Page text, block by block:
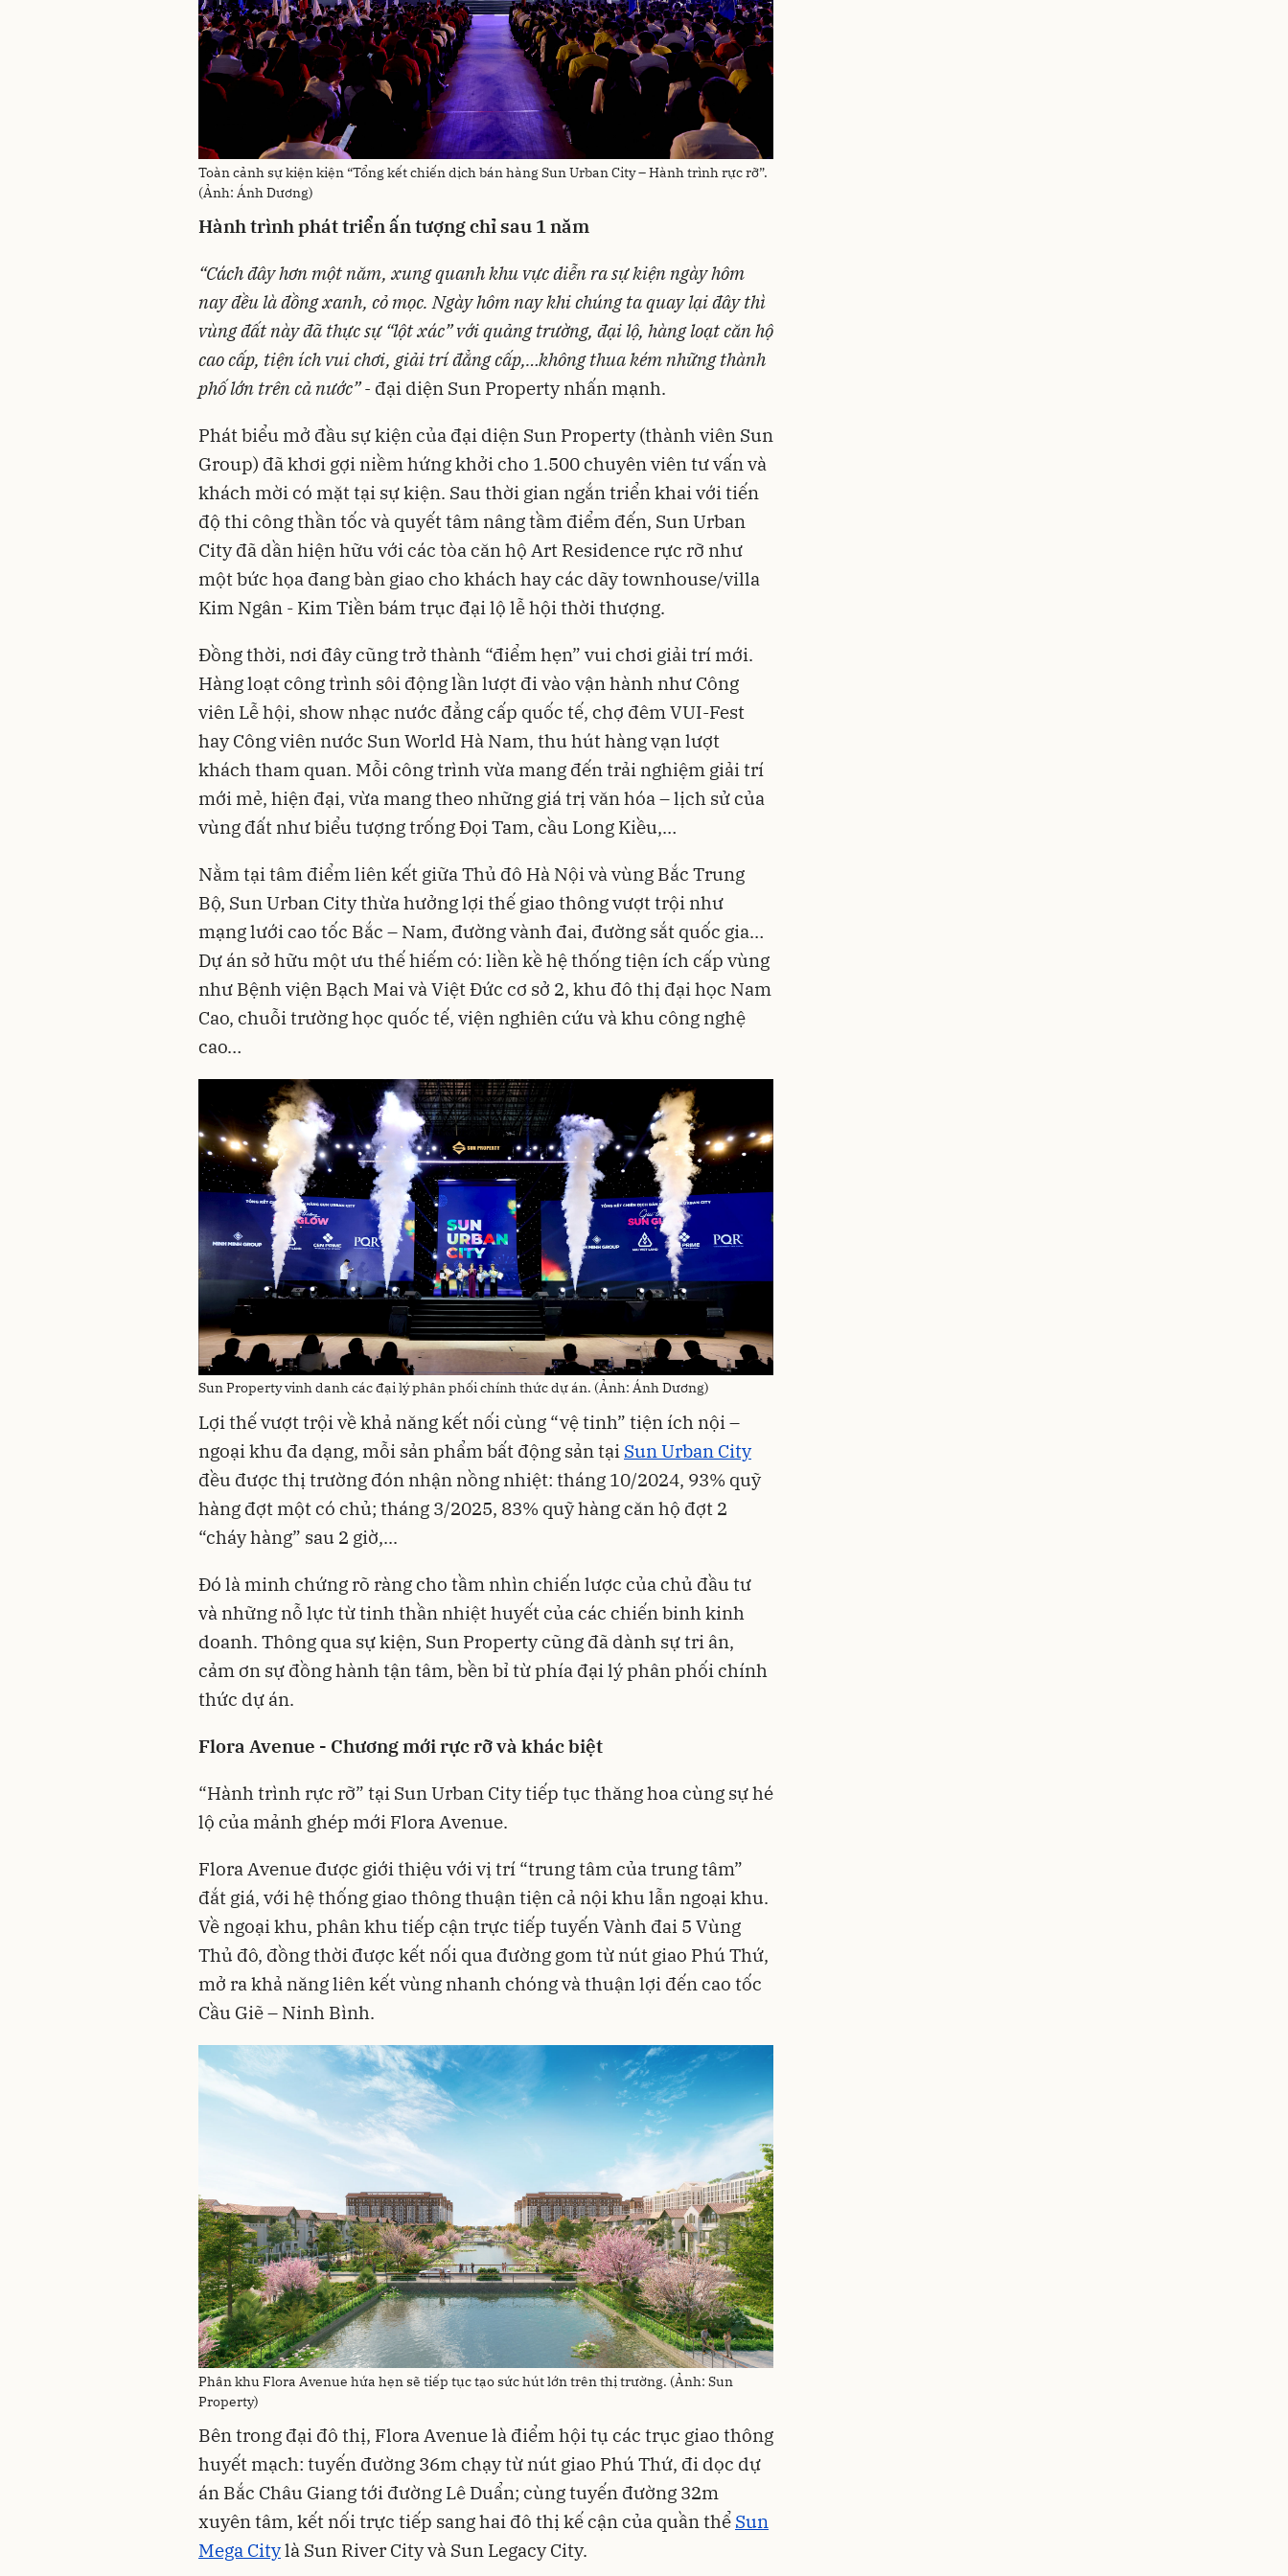
Toàn cảnh sự kiện kiện “Tổng kết chiến dịch bán hàng Sun Urban City – Hành trình rực rỡ”.
(Ảnh: Ánh Dương)
Hành trình phát triển ấn tượng chỉ sau 1 năm
“Cách đây hơn một năm, xung quanh khu vực diễn ra sự kiện ngày hôm
nay đều là đồng xanh, cỏ mọc. Ngày hôm nay khi chúng ta quay lại đây thì
vùng đất này đã thực sự “lột xác” với quảng trường, đại lộ, hàng loạt căn hộ
cao cấp, tiện ích vui chơi, giải trí đẳng cấp,…không thua kém những thành
phố lớn trên cả nước” - đại diện Sun Property nhấn mạnh.
Phát biểu mở đầu sự kiện của đại diện Sun Property (thành viên Sun
Group) đã khơi gợi niềm hứng khởi cho 1.500 chuyên viên tư vấn và
khách mời có mặt tại sự kiện. Sau thời gian ngắn triển khai với tiến
độ thi công thần tốc và quyết tâm nâng tầm điểm đến, Sun Urban
City đã dần hiện hữu với các tòa căn hộ Art Residence rực rỡ như
một bức họa đang bàn giao cho khách hay các dãy townhouse/villa
Kim Ngân - Kim Tiền bám trục đại lộ lễ hội thời thượng.
Đồng thời, nơi đây cũng trở thành “điểm hẹn” vui chơi giải trí mới.
Hàng loạt công trình sôi động lần lượt đi vào vận hành như Công
viên Lễ hội, show nhạc nước đẳng cấp quốc tế, chợ đêm VUI-Fest
hay Công viên nước Sun World Hà Nam, thu hút hàng vạn lượt
khách tham quan. Mỗi công trình vừa mang đến trải nghiệm giải trí
mới mẻ, hiện đại, vừa mang theo những giá trị văn hóa – lịch sử của
vùng đất như biểu tượng trống Đọi Tam, cầu Long Kiều,…
Nằm tại tâm điểm liên kết giữa Thủ đô Hà Nội và vùng Bắc Trung
Bộ, Sun Urban City thừa hưởng lợi thế giao thông vượt trội như
mạng lưới cao tốc Bắc – Nam, đường vành đai, đường sắt quốc gia…
Dự án sở hữu một ưu thế hiếm có: liền kề hệ thống tiện ích cấp vùng
như Bệnh viện Bạch Mai và Việt Đức cơ sở 2, khu đô thị đại học Nam
Cao, chuỗi trường học quốc tế, viện nghiên cứu và khu công nghệ
cao…
Sun Property vinh danh các đại lý phân phối chính thức dự án. (Ảnh: Ánh Dương)
Lợi thế vượt trội về khả năng kết nối cùng “vệ tinh” tiện ích nội –
ngoại khu đa dạng, mỗi sản phẩm bất động sản tại Sun Urban City
đều được thị trường đón nhận nồng nhiệt: tháng 10/2024, 93% quỹ
hàng đợt một có chủ; tháng 3/2025, 83% quỹ hàng căn hộ đợt 2
“cháy hàng” sau 2 giờ,...
Đó là minh chứng rõ ràng cho tầm nhìn chiến lược của chủ đầu tư
và những nỗ lực từ tinh thần nhiệt huyết của các chiến binh kinh
doanh. Thông qua sự kiện, Sun Property cũng đã dành sự tri ân,
cảm ơn sự đồng hành tận tâm, bền bỉ từ phía đại lý phân phối chính
thức dự án.
Flora Avenue - Chương mới rực rỡ và khác biệt
“Hành trình rực rỡ” tại Sun Urban City tiếp tục thăng hoa cùng sự hé
lộ của mảnh ghép mới Flora Avenue.
Flora Avenue được giới thiệu với vị trí “trung tâm của trung tâm”
đắt giá, với hệ thống giao thông thuận tiện cả nội khu lẫn ngoại khu.
Về ngoại khu, phân khu tiếp cận trực tiếp tuyến Vành đai 5 Vùng
Thủ đô, đồng thời được kết nối qua đường gom từ nút giao Phú Thứ,
mở ra khả năng liên kết vùng nhanh chóng và thuận lợi đến cao tốc
Cầu Giẽ – Ninh Bình.
Phân khu Flora Avenue hứa hẹn sẽ tiếp tục tạo sức hút lớn trên thị trường. (Ảnh: Sun
Property)
Bên trong đại đô thị, Flora Avenue là điểm hội tụ các trục giao thông
huyết mạch: tuyến đường 36m chạy từ nút giao Phú Thứ, đi dọc dự
án Bắc Châu Giang tới đường Lê Duẩn; cùng tuyến đường 32m
xuyên tâm, kết nối trực tiếp sang hai đô thị kế cận của quần thể Sun
Mega Citylà Sun River City và Sun Legacy City.